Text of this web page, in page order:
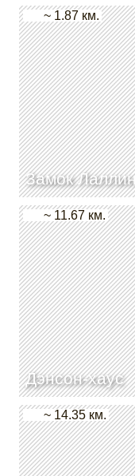
Замок
~ 1.87 км.
Дэнсон-хаус
~ 11.67 км.
~ 14.35 км.